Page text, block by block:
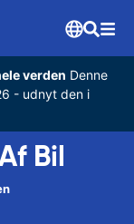
verden Denne
- udnyt den i
Bil